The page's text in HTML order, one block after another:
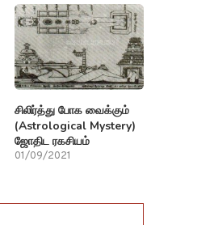
சிலிர்த்து போக வைக்கும்
(Astrological Mystery)
ஜோதிட ரகசியம்
01/09/2021